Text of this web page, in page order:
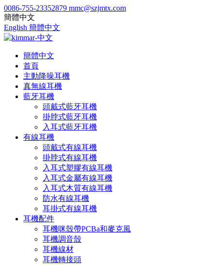
0086-755-23352879 mmc@szjmtx.com
簡體中文
English 簡體中文
簡體中文
首頁
主動降噪耳機
真無線耳機
藍牙耳機
頭戴式藍牙耳機
掛脖式藍牙耳機
入耳式藍牙耳機
有線耳機
頭戴式有線耳機
掛脖式有線耳機
入耳式塑膠有線耳機
入耳式金屬有線耳機
入耳式木質有線耳機
防水有線耳機
耳掛式有線耳機
耳機配件
耳機咪殼帶PCBa和麥克風
耳機調音殼
耳機線材
耳機轉接頭